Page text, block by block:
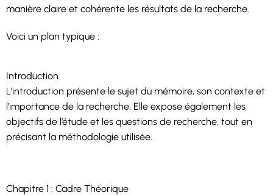
manière claire et cohérente les résultats de la recherche.
Voici un plan typique :
Introduction
L’introduction présente le sujet du mémoire, son contexte et
l’importance de la recherche. Elle expose également les
objectifs de l’étude et les questions de recherche, tout en
précisant la méthodologie utilisée.
Chapitre 1 : Cadre Théorique